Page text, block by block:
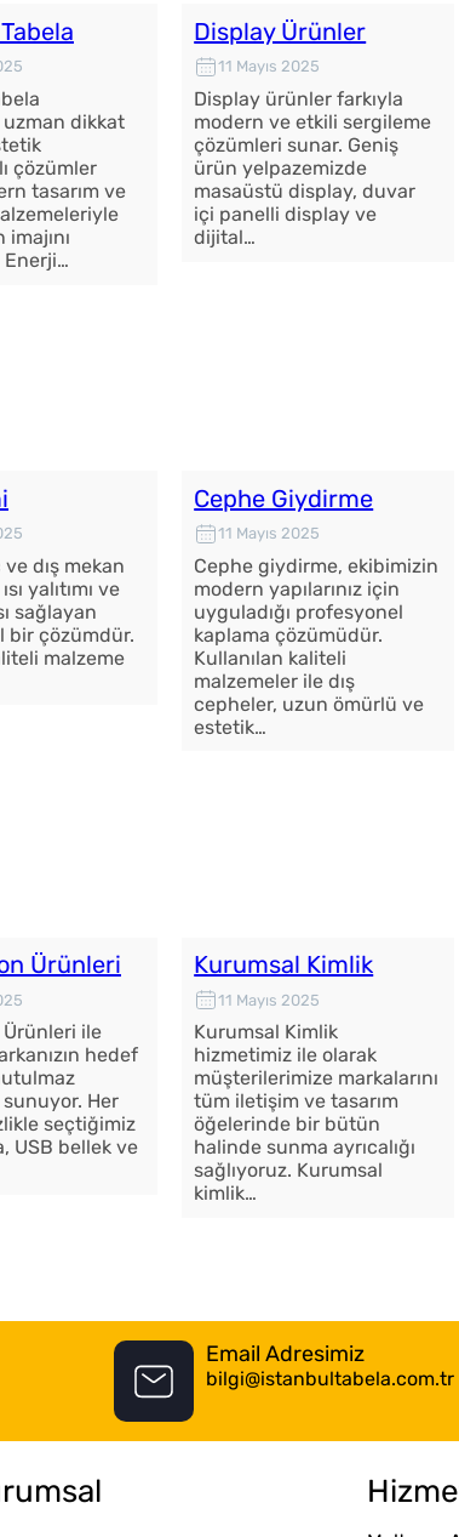
dikkat
çözümler
tasarım ve
Display Ürünler
11 Mayıs 2025
Display ürünler farkıyla
modern ve etkili sergileme
çözümleri sunar. Geniş
ürün yelpazemizde
masaüstü display, duvar
içi panelli display ve
dijital…
dış mekan
yalıtımı ve
sağlayan
bir çözümdür.
malzeme
Cephe Giydirme
11 Mayıs 2025
Cephe giydirme, ekibimizin
modern yapılarınız için
uyguladığı profesyonel
kaplama çözümüdür.
Kullanılan kaliteli
malzemeler ile dış
cepheler, uzun ömürlü ve
estetik…
Ürünleri
ile
hedef
Her
seçtiğimiz
USB bellek ve
Kurumsal Kimlik
11 Mayıs 2025
Kurumsal Kimlik
hizmetimiz ile olarak
müşterilerimize markalarını
tüm iletişim ve tasarım
öğelerinde bir bütün
halinde sunma ayrıcalığı
sağlıyoruz. Kurumsal
kimlik…
Email Adresimiz
bilgi@istanbultabela.com.tr